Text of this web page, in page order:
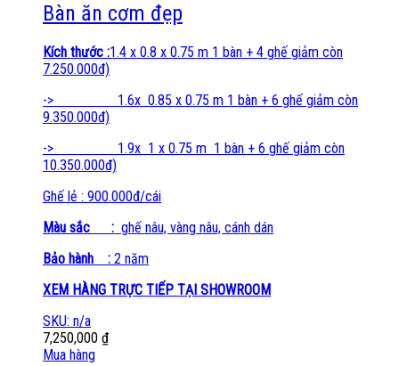
Bàn ăn cơm đẹp
Kích thước :1.4 x 0.8 x 0.75 m 1 bàn + 4 ghế giảm còn
7.250.000đ)
-> 1.6x 0.85 x 0.75 m 1 bàn + 6 ghế giảm còn
9.350.000đ)
-> 1.9x 1 x 0.75 m 1 bàn + 6 ghế giảm còn
10.350.000đ)
Ghế lẻ : 900.000đ/cái
Màu sắc : ghế nâu, vàng nâu, cánh dán
Bảo hành : 2 năm
XEM HÀNG TRỰC TIẾP TẠI SHOWROOM
SKU: n/a
7,250,000 ₫
Mua hàng